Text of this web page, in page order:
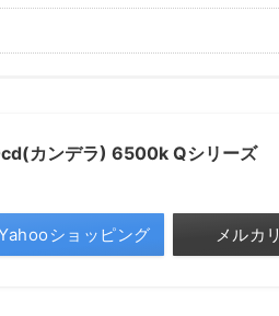
カンデラ) 6500k Qシリーズ
ショッピング メルカリ